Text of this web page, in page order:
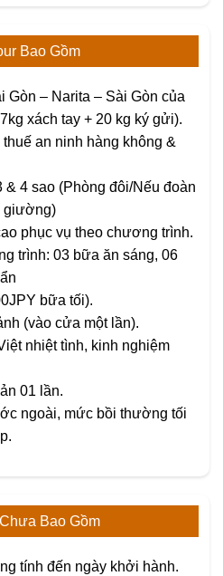
Bao Gồm
Gòn – Narita – Sài Gòn của
xách tay + 20 kg ký gửi).
an ninh hàng không &
& 4 sao (Phòng đôi/Nếu đoàn
giường)
phục vụ theo chương trình.
trình: 03 bữa ăn sáng, 06
bữa tối).
(vào cửa một lần).
nhiệt tình, kinh nghiệm
01 lần.
ngoài, mức bồi thường tối
Bao Gồm
tính đến ngày khởi hành.